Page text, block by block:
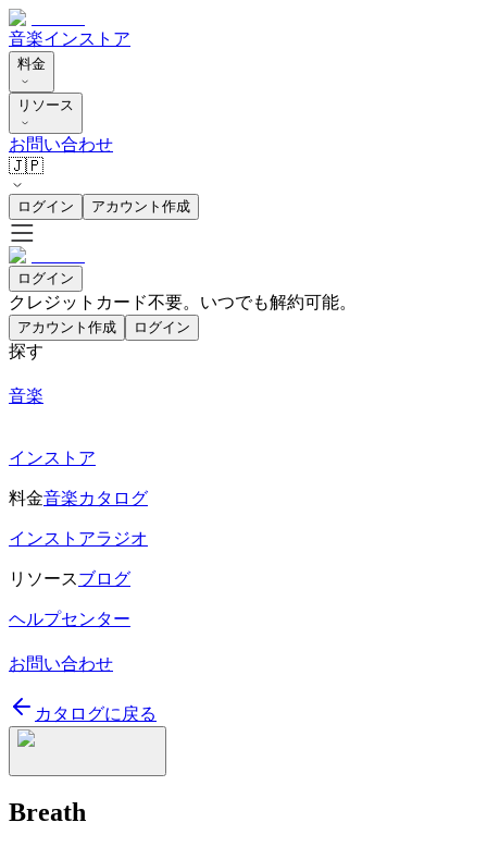
音楽インストア
料金
リソース
お問い合わせ
🇯🇵
ログイン アカウント作成
ログイン
クレジットカード不要。いつでも解約可能。
アカウント作成 ログイン
探す
音楽
インストア
料金音楽カタログ
インストアラジオ
リソースブログ
ヘルプセンター
お問い合わせ
カタログに戻る
Breath